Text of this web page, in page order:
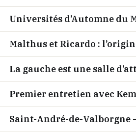
Universités d’Automne du
Malthus et Ricardo :
La gauche est une salle
Premier entretien avec
Saint-André-de-Valborgne